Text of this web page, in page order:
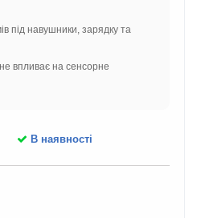
під навушники, зарядку та
впливає на сенсорне
В наявності